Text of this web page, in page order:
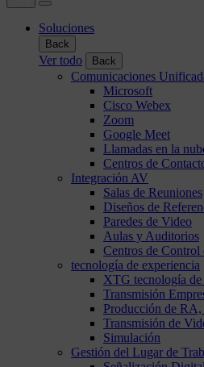
Soluciones
Back
Ver todo Back
Comunicaciones
Microsoft
Cisco Webex
Zoom
Google Meet
Llamadas en la
Centros de
Integración AV
Salas de Reuniones
Diseños de
Paredes de Video
Aulas y Auditorios
Centros de Control
tecnología de experiencia
XTG tecnología de
Transmisión
Producción de
Transmisión de
Simulación
Gestión del Lugar de